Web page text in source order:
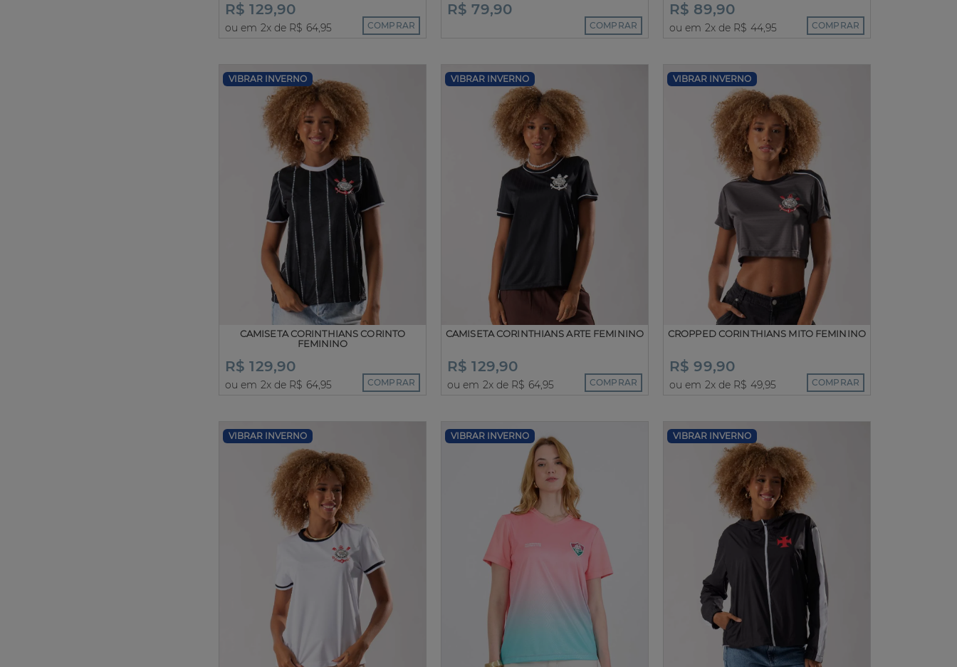
R$ 129,90
ou em 2x de R$ 64,95 COMPRAR
R$ 79,90
COMPRAR
R$ 89,90
ou em 2x de R$ 44,95 COMPRAR
VIBRAR INVERNO
CAMISETA CORINTHIANS CORINTO
FEMININO
R$ 129,90
ou em 2x de R$ 64,95 COMPRAR
VIBRAR INVERNO
CAMISETA CORINTHIANS ARTE FEMININO
R$ 129,90
ou em 2x de R$ 64,95 COMPRAR
VIBRAR INVERNO
CROPPED CORINTHIANS MITO FEMININO
R$ 99,90
ou em 2x de R$ 49,95 COMPRAR
VIBRAR INVERNO VIBRAR INVERNO VIBRAR INVERNO